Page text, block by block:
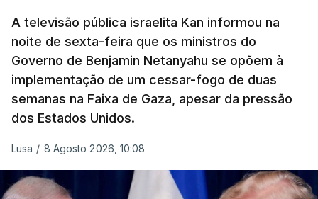
A televisão pública israelita Kan informou na
noite de sexta-feira que os ministros do
Governo de Benjamin Netanyahu se opõem à
implementação de um cessar-fogo de duas
semanas na Faixa de Gaza, apesar da pressão
dos Estados Unidos.
Lusa / 8 Agosto 2026, 10:08